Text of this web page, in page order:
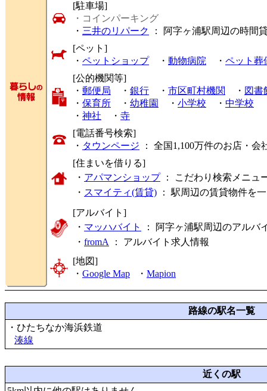
[駐車場]
・コインパーキング
・ 三井のリパーク
： 阿字ヶ浦駅周辺の時間
[ペット]
・ ペットショップ・ 動物病院 ・ ペット葬
[公的機関等]
・ 郵便局 ・ 銀行 ・ 市区町村機関 ・ 図書
・ 保育所 ・ 幼稚園 ・ 小学校 ・ 中学校
・ 神社 ・ 寺
[電話番号検索]
・ タウンページ ： 全国1,100万件のお店・
[住まいを借りる]
・ アパマンショップ： こだわり検索メニュ
・ スマイティ(賃貸) ： 駅周辺の賃貸物件を
[アルバイト]
・ マッハバイト
： 阿字ヶ浦駅周辺のアルバ
・ fromA ： アルバイト求人情報
[地図]
・ Google Map ・ Mapion
路線の駅名一覧
・ひたちなか海浜鉄道
湊線
近くの駅